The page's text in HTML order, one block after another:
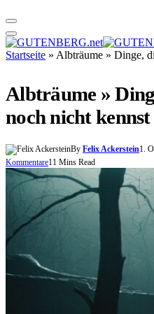
Startseite » Albträume » Dinge,
Albträume »
noch nicht kennst
By Felix Ackerstein1.
Kommentare11 Mins Read